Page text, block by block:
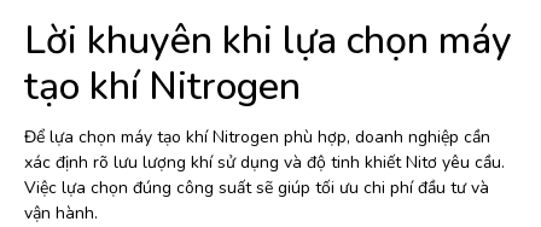
Lời khuyên khi lựa chọn máy
tạo khí Nitrogen
Để lựa chọn máy tạo khí Nitrogen phù hợp, doanh nghiệp cần
xác định rõ lưu lượng khí sử dụng và độ tinh khiết Nitơ yêu cầu.
Việc lựa chọn đúng công suất sẽ giúp tối ưu chi phí đầu tư và
vận hành.